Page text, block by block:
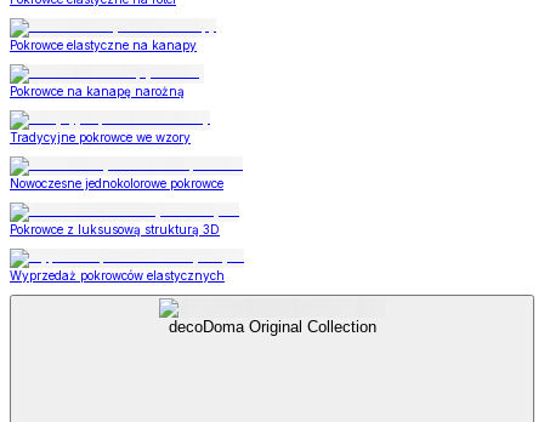
Pokrowce elastyczne na kanapy
Pokrowce na kanapę narożną
Tradycyjne pokrowce we wzory
Nowoczesne jednokolorowe pokrowce
Pokrowce z luksusową strukturą 3D
Wyprzedaż pokrowców elastycznych
decoDoma Original Collection